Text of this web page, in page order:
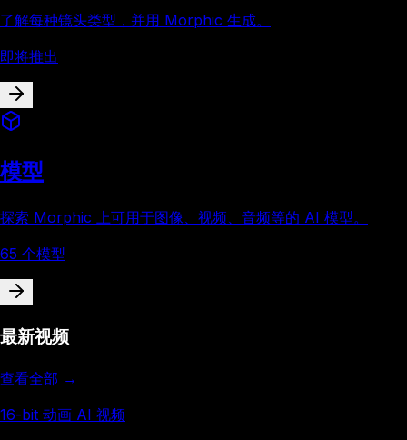
了解每种镜头类型，并用 Morphic 生成。
即将推出
模型
探索 Morphic 上可用于图像、视频、音频等的 AI 模型。
65 个模型
最新视频
查看全部 →
16-bit 动画 AI 视频